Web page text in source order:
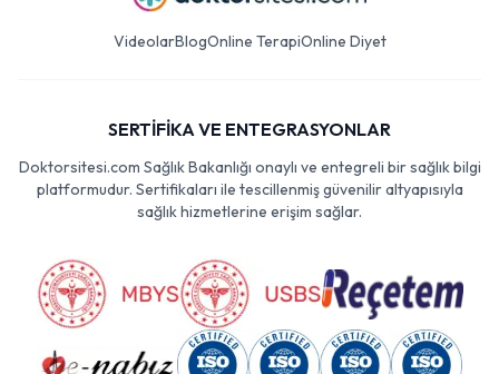
VideolarBlogOnline TerapiOnline Diyet
SERTİFİKA VE ENTEGRASYONLAR
Doktorsitesi.com Sağlık Bakanlığı onaylı ve entegreli bir sağlık bilgi
platformudur. Sertifikaları ile tescillenmiş güvenilir altyapısıyla
sağlık hizmetlerine erişim sağlar.